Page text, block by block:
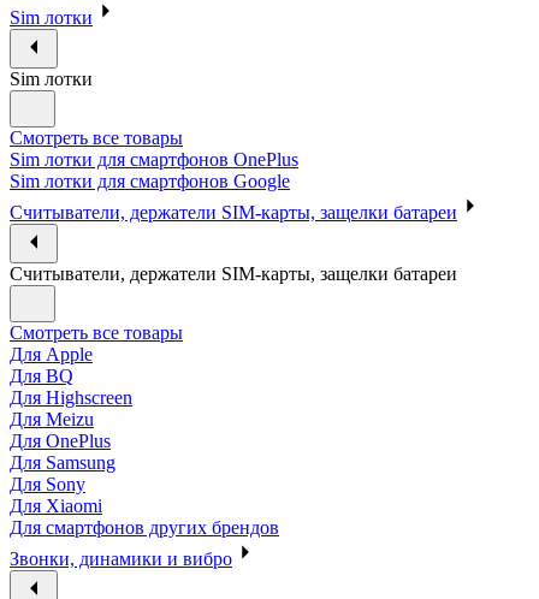
Sim лотки
Sim лотки
Смотреть все товары
Sim лотки для смартфонов OnePlus
Sim лотки для смартфонов Google
Считыватели, держатели SIM-карты, защелки батареи
Считыватели, держатели SIM-карты, защелки батареи
Смотреть все товары
Для Apple
Для BQ
Для Highscreen
Для Meizu
Для OnePlus
Для Samsung
Для Sony
Для Xiaomi
Для смартфонов других брендов
Звонки, динамики и вибро